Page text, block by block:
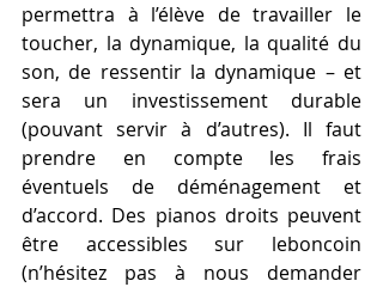
permettra à l’élève de travailler le
toucher, la dynamique, la qualité du
son, de ressentir la dynamique – et
sera un investissement durable
(pouvant servir à d’autres). Il faut
prendre en compte les frais
éventuels de déménagement et
d’accord. Des pianos droits peuvent
être accessibles sur leboncoin
(n’hésitez pas à nous demander